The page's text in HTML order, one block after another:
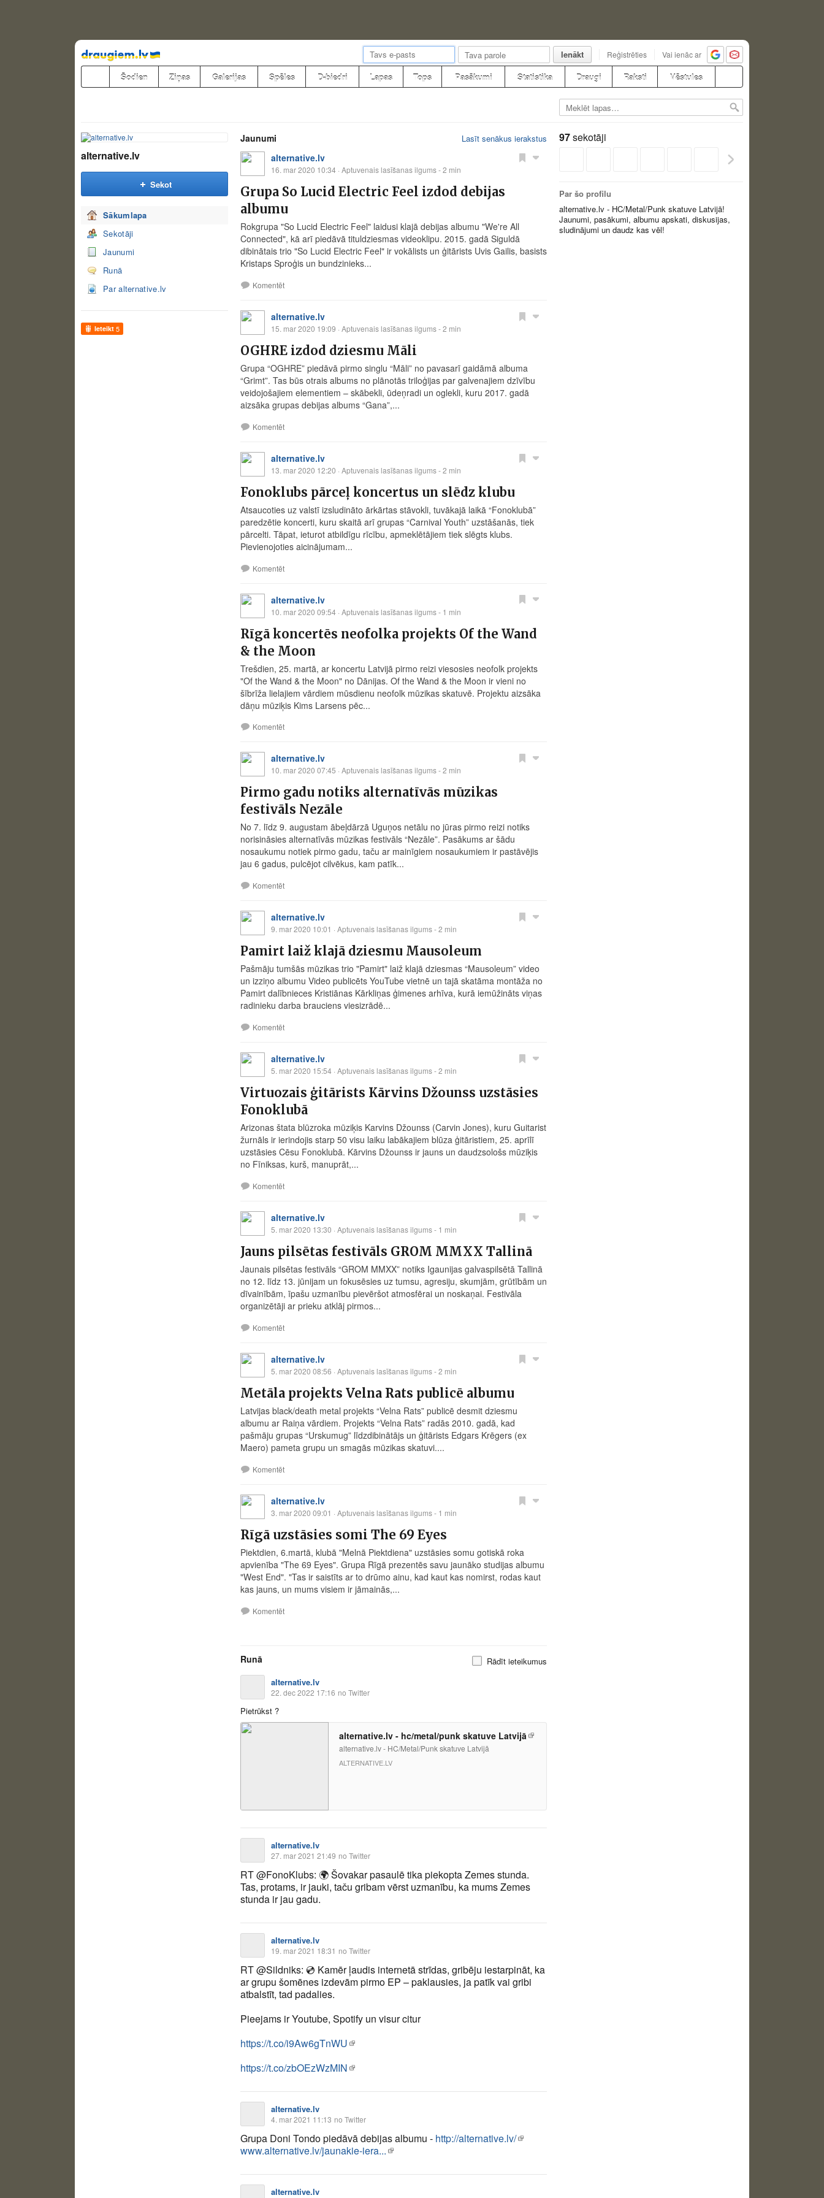
Pāriet
uz
saturu
Ienākt Reģistrēties Vai ienāc ar
Šodien Ziņas Galerijas Spēles D-biedri Lapas Tops Pasākumi Statistika Draugi Raksti Vēstules
alternative.lv
Sekot
Sākumlapa
Sekotāji
Jaunumi
Runā
Par alternative.lv
Ieteikt 5
Jaunumi Lasīt senākus ierakstus
alternative.lv
16. mar 2020 10:34 · Aptuvenais lasīšanas ilgums - 2 min
Grupa So Lucid Electric Feel izdod debijas
albumu
Rokgrupa "So Lucid Electric Feel" laidusi klajā debijas albumu "We're All
Connected", kā arī piedāvā tituldziesmas videoklipu. 2015. gadā Siguldā
dibinātais trio "So Lucid Electric Feel" ir vokālists un ģitārists Uvis Gailis, basists
Kristaps Sproģis un bundzinieks...
Komentēt
alternative.lv
15. mar 2020 19:09 · Aptuvenais lasīšanas ilgums - 2 min
OGHRE izdod dziesmu Māli
Grupa “OGHRE” piedāvā pirmo singlu “Māli” no pavasarī gaidāmā albuma
“Grimt”. Tas būs otrais albums no plānotās triloģijas par galvenajiem dzīvību
veidojošajiem elementiem – skābekli, ūdeņradi un oglekli, kuru 2017. gadā
aizsāka grupas debijas albums “Gana”,...
Komentēt
alternative.lv
13. mar 2020 12:20 · Aptuvenais lasīšanas ilgums - 2 min
Fonoklubs pārceļ koncertus un slēdz klubu
Atsaucoties uz valstī izsludināto ārkārtas stāvokli, tuvākajā laikā “Fonoklubā”
paredzētie koncerti, kuru skaitā arī grupas “Carnival Youth” uzstāšanās, tiek
pārcelti. Tāpat, ieturot atbildīgu rīcību, apmeklētājiem tiek slēgts klubs.
Pievienojoties aicinājumam...
Komentēt
alternative.lv
10. mar 2020 09:54 · Aptuvenais lasīšanas ilgums - 1 min
Rīgā koncertēs neofolka projekts Of the Wand
& the Moon
Trešdien, 25. martā, ar koncertu Latvijā pirmo reizi viesosies neofolk projekts
"Of the Wand & the Moon" no Dānijas. Of the Wand & the Moon ir vieni no
šībrīža lielajiem vārdiem mūsdienu neofolk mūzikas skatuvē. Projektu aizsāka
dāņu mūziķis Kims Larsens pēc...
Komentēt
alternative.lv
10. mar 2020 07:45 · Aptuvenais lasīšanas ilgums - 2 min
Pirmo gadu notiks alternatīvās mūzikas
festivāls Nezāle
No 7. līdz 9. augustam ābeļdārzā Uguņos netālu no jūras pirmo reizi notiks
norisināsies alternatīvās mūzikas festivāls “Nezāle”. Pasākums ar šādu
nosaukumu notiek pirmo gadu, taču ar mainīgiem nosaukumiem ir pastāvējis
jau 6 gadus, pulcējot cilvēkus, kam patīk...
Komentēt
alternative.lv
9. mar 2020 10:01 · Aptuvenais lasīšanas ilgums - 2 min
Pamirt laiž klajā dziesmu Mausoleum
Pašmāju tumšās mūzikas trio "Pamirt" laiž klajā dziesmas “Mausoleum” video
un izziņo albumu Video publicēts YouTube vietnē un tajā skatāma montāža no
Pamirt dalībnieces Kristiānas Kārkliņas ģimenes arhīva, kurā iemūžināts viņas
radinieku darba brauciens viesizrādē...
Komentēt
alternative.lv
5. mar 2020 15:54 · Aptuvenais lasīšanas ilgums - 2 min
Virtuozais ģitārists Kārvins Džounss uzstāsies
Fonoklubā
Arizonas štata blūzroka mūziķis Karvins Džounss (Carvin Jones), kuru Guitarist
žurnāls ir ierindojis starp 50 visu laiku labākajiem blūza ģitāristiem, 25. aprīlī
uzstāsies Cēsu Fonoklubā. Kārvins Džounss ir jauns un daudzsološs mūziķis
no Fīniksas, kurš, manuprāt,...
Komentēt
alternative.lv
5. mar 2020 13:30 · Aptuvenais lasīšanas ilgums - 1 min
Jauns pilsētas festivāls GROM MMXX Tallinā
Jaunais pilsētas festivāls “GROM MMXX” notiks Igaunijas galvaspilsētā Tallinā
no 12. līdz 13. jūnijam un fokusēsies uz tumsu, agresiju, skumjām, grūtībām un
dīvainībām, īpašu uzmanību pievēršot atmosfērai un noskaņai. Festivāla
organizētāji ar prieku atklāj pirmos...
Komentēt
alternative.lv
5. mar 2020 08:56 · Aptuvenais lasīšanas ilgums - 2 min
Metāla projekts Velna Rats publicē albumu
Latvijas black/death metal projekts “Velna Rats” publicē desmit dziesmu
albumu ar Raiņa vārdiem. Projekts “Velna Rats” radās 2010. gadā, kad
pašmāju grupas “Urskumug” līdzdibinātājs un ģitārists Edgars Krēgers (ex
Maero) pameta grupu un smagās mūzikas skatuvi....
Komentēt
alternative.lv
3. mar 2020 09:01 · Aptuvenais lasīšanas ilgums - 1 min
Rīgā uzstāsies somi The 69 Eyes
Piektdien, 6.martā, klubā "Melnā Piektdiena" uzstāsies somu gotiskā roka
apvienība "The 69 Eyes". Grupa Rīgā prezentēs savu jaunāko studijas albumu
"West End". "Tas ir saistīts ar to drūmo ainu, kad kaut kas nomirst, rodas kaut
kas jauns, un mums visiem ir jāmainās,...
Komentēt
Runā
Rādīt ieteikumus
alternative.lv
22. dec 2022 17:16 no Twitter
Pietrūkst ?
alternative.lv - hc/metal/punk skatuve Latvijā
alternative.lv - HC/Metal/Punk skatuve Latvijā
ALTERNATIVE.LV
alternative.lv
27. mar 2021 21:49 no Twitter
RT @FonoKlubs: 🌍Šovakar pasaulē tika piekopta Zemes stunda.
Tas, protams, ir jauki, taču gribam vērst uzmanību, ka mums Zemes
stunda ir jau gadu.
alternative.lv
19. mar 2021 18:31 no Twitter
RT @Sildniks: 💿 Kamēr ļaudis internetā strīdas, gribēju iestarpināt, ka
ar grupu šomēnes izdevām pirmo EP – paklausies, ja patīk vai gribi
atbalstīt, tad padalies.
Pieejams ir Youtube, Spotify un visur citur
https://t.co/i9Aw6gTnWU
https://t.co/zbOEzWzMIN
alternative.lv
4. mar 2021 11:13 no Twitter
Grupa Doni Tondo piedāvā debijas albumu - http://alternative.lv/
www.alternative.lv/jaunakie-iera...
alternative.lv
97sekotāji
Par šo profilu
alternative.lv - HC/Metal/Punk skatuve Latvijā!
Jaunumi, pasākumi, albumu apskati, diskusijas,
sludinājumi un daudz kas vēl!